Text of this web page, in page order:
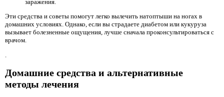
заражения.
Эти средства и советы помогут легко вылечить натоптыши на ногах в
домашних условиях. Однако, если вы страдаете диабетом или кукуруза
вызывает болезненные ощущения, лучше сначала проконсультироваться с
врачом.
Домашние средства и альтернативные
методы лечения